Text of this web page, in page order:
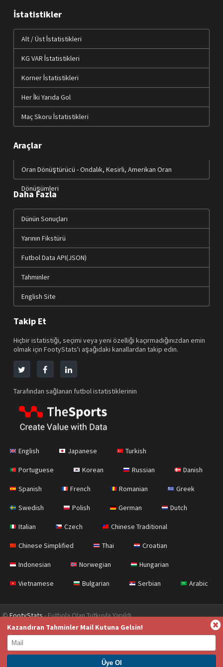
İstatistikler
Alt / Üst İstatistikleri
KG VAR İstatistikleri
Korner İstatistikleri
Her İki Yarıda Gol
Maç Skoru İstatistikleri
Araçlar
Oran Dönüştürücü - Ondalık, Kesirli, Amerikan Oran
Dönüşümleri
Daha Fazla
Dünün Sonuçları
Yarının Fikstürü
Futbol Data API(JSON)
Tahminler
English Site
Takip Et
Hiçbir istatistiği, seçimi veya yeni özelliği kaçırmadığınızdan emin
olmak için FootyStats'ı aşağıdaki kanallardan takip edin.
Tarafından sağlanan futbol istatistiklerinin
English Japanese Turkish
Portuguese Korean Russian Danish
Spanish French Romanian Greek
Swedish Polish German Dutch
Italian Czech Chinese Traditional
Chinese Simplified Thai Croatian
Indonesian Norwegian Hungarian
Vietnamese Bulgarian Serbian Arabic
©FootyStats- Futbola Olan Tutkuyla Yapıldı
İletişim
Hakkımızda Yardım Gizlilik Sözleşmesi
Terms & Conditions (English)
News (English)
Kazandıran Tahminler Mail Kutuna Gelsin!